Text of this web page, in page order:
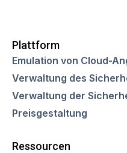
Plattform
Emulation von Cloud-
Verwaltung des
Verwaltung der
Preisgestaltung
Ressourcen